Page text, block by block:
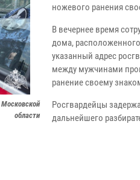
области
ножевого ранения
В вечернее время
дома,
указанный адрес
между мужчинами
ранение своему
Росгвардейцы
дальнейшего